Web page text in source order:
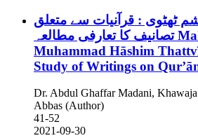
ٹھٹوی : قرآنیات سے متعلق
تصانیف کا تعارفی مطالعہ
Muhammad Hāshim
Study of Writings on
Dr. Abdul Ghaffar Madani,
Abbas (Author)
41-52
2021-09-30